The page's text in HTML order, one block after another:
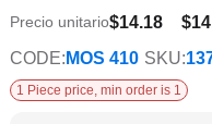
Precio unitario$14.18
CODE: MOS 410 SKU:
1 Piece price, min order is 1